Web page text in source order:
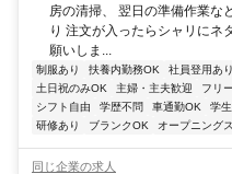
房の清掃、 翌日の準備作業な
り 注文が入ったらシャリにネ
願いしま...
制服あり 扶養内勤務OK 社員登用あり
土日祝のみOK
主婦・主夫歓迎 フリ
シフト自由
学歴不問 車通勤OK 学
研修あり
ブランクOK オープニング
同じ企業の求人